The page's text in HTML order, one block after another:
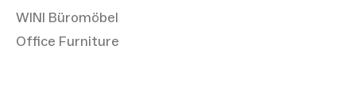
WINI Büromöbel
Office Furniture